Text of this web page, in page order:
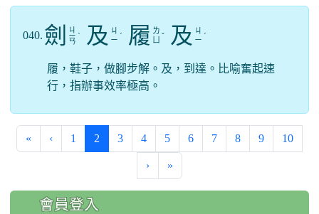
040. 劍 ㄐ
ㄧ
ㄢ
ˋ 及 ㄐ
ㄧ ˊ 履 ㄌ
ˇ 及 ㄐ
ㄧ ˊ
履，鞋子，做腳步解。及，到達。比喻奮起速
行，指辦事效率極高。
« ‹ 1 2 (current)
3 4 5 6 7 8 9 10
› »
:::
會員登入